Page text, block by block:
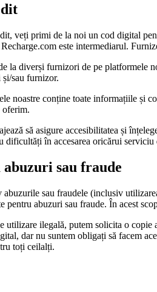
veți primi de la noi un cod digital
este intermediarul.
la diverși furnizori de pe platformele
și/sau furnizor.
noastre conține toate informațiile și
oferim.
să asigure accesibilitatea și
dificultăți în accesarea oricărui
sau fraude
sau fraudele (inclusiv
pentru abuzuri sau fraude. În acest
utilizare ilegală, putem solicita o copie
dar nu suntem obligați să facem
toți ceilalți.